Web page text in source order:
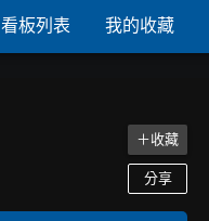
看板列表 我的收藏
＋收藏
分享